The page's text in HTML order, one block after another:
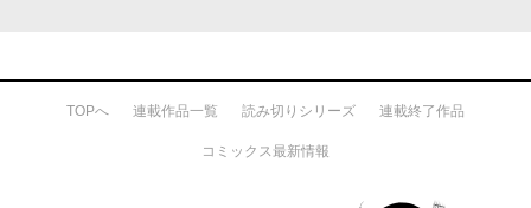
TOPへ 連載作品一覧 読み切りシリーズ 連載終了作品
コミックス最新情報